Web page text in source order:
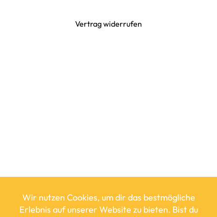
Vertrag widerrufen